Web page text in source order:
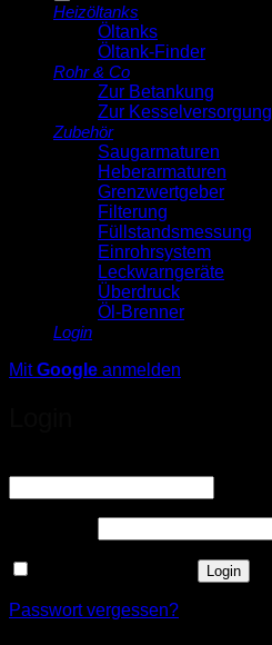
Heizöltanks
Öltanks
Öltank-Finder
Rohr & Co
Zur Betankung
Zur Kesselversorgung
Zubehör
Saugarmaturen
Heberarmaturen
Grenzwertgeber
Filterung
Füllstandsmessung
Einrohrsystem
Leckwarngeräte
Überdruck
Öl-Brenner
Login
MitGoogle anmelden
Login
Passwort vergessen?